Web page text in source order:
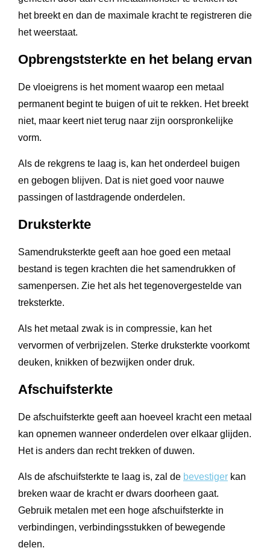
het breekt en dan de maximale kracht te registreren die
het weerstaat.
Opbrengststerkte en het belang ervan
De vloeigrens is het moment waarop een metaal
permanent begint te buigen of uit te rekken. Het breekt
niet, maar keert niet terug naar zijn oorspronkelijke
vorm.
Als de rekgrens te laag is, kan het onderdeel buigen
en gebogen blijven. Dat is niet goed voor nauwe
passingen of lastdragende onderdelen.
Druksterkte
Samendruksterkte geeft aan hoe goed een metaal
bestand is tegen krachten die het samendrukken of
samenpersen. Zie het als het tegenovergestelde van
treksterkte.
Als het metaal zwak is in compressie, kan het
vervormen of verbrijzelen. Sterke druksterkte voorkomt
deuken, knikken of bezwijken onder druk.
Afschuifsterkte
De afschuifsterkte geeft aan hoeveel kracht een metaal
kan opnemen wanneer onderdelen over elkaar glijden.
Het is anders dan recht trekken of duwen.
Als de afschuifsterkte te laag is, zal de bevestiger kan
breken waar de kracht er dwars doorheen gaat.
Gebruik metalen met een hoge afschuifsterkte in
verbindingen, verbindingsstukken of bewegende
delen.